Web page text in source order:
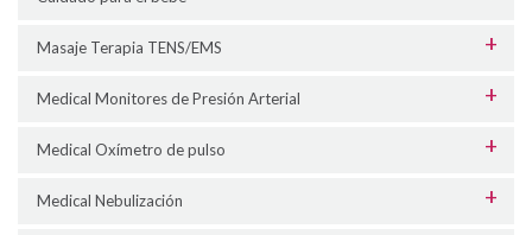
Masaje Terapia TENS/EMS
Medical Monitores de Presión Arterial
Medical Oxímetro de pulso
Medical Nebulización